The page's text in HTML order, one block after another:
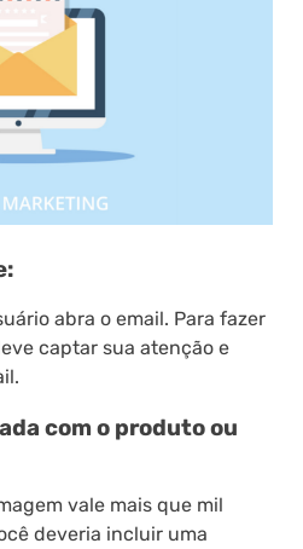
abra o email. Para fazer
captar sua atenção e
com o produto ou
vale mais que mil
deveria incluir uma